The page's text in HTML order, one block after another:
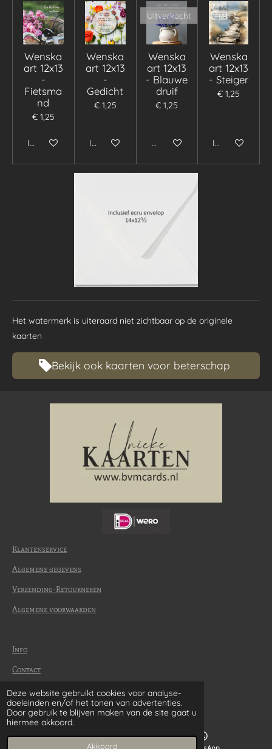
Deze website gebruikt cookies voor analyse-
doeleinden en/of het tonen van advertenties.
Door gebruik te blijven maken van de site gaat u
hiermee akkoord.
Akkoord
Wenska
art 12x13
-
Fietsma
nd
€ 1,25
In winkelwagen
Wenska
art 12x13
-
Gedicht
€ 1,25
In winkelwagen
Uitverkocht
Wenska
art 12x13
- Blauwe
druif
€ 1,25
Uitverkocht
Wenska
art 12x13
- Steiger
€ 1,25
In
Het watermerk is uiteraard niet zichtbaar op de originele
kaarten
Bekijk ook kaarten voor beterschap
Klantenservice
Algemene gegevens
Verzending-Retourneren
Algemene voorwaarden
Info
Contact
Betaalmethode
© 2022-2026 | BvM Cards